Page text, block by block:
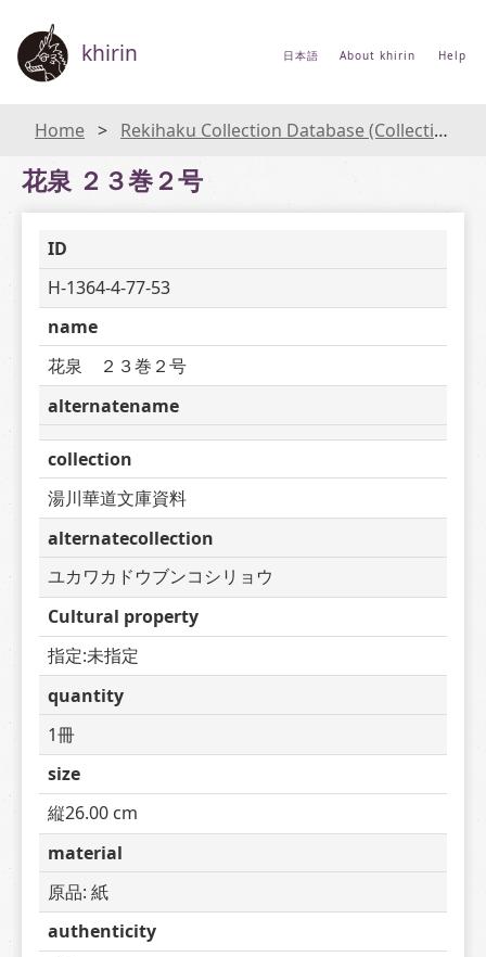
khirin 日本語 About khirin Help
Home Rekihaku Collection Database (Collections Database of the National Museum of Japanese History)
花泉 ２３巻２号
ID
H-1364-4-77-53
name
花泉　２３巻２号
alternatename
collection
湯川華道文庫資料
alternatecollection
ユカワカドウブンコシリョウ
Cultural property
指定:未指定
quantity
1冊
size
縦26.00 cm
material
原品: 紙
authenticity